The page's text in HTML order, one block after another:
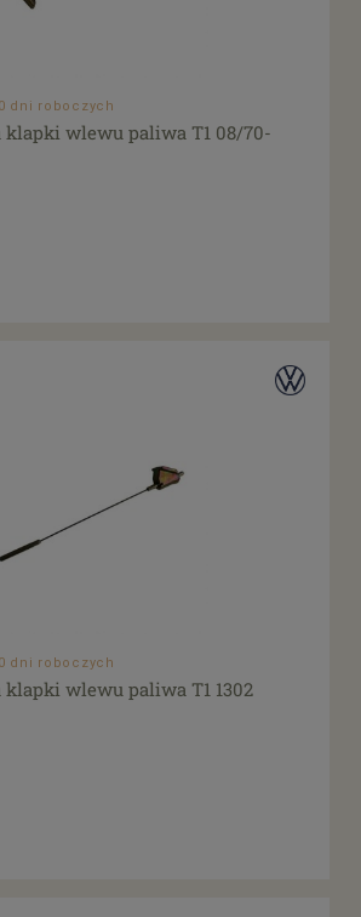
dni roboczych
klapki wlewu paliwa T1 08/70-
dni roboczych
wlewu paliwa T1 1302